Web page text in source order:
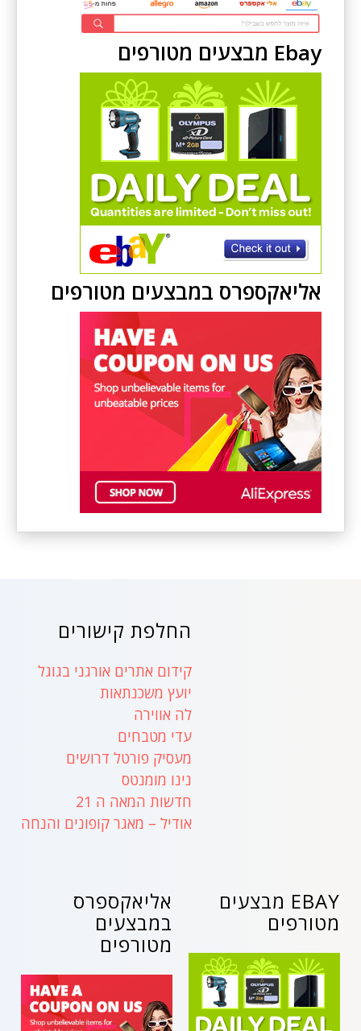
Ebay מבצעים מטורפים
אליאקספרס במבצעים מטורפים
החלפת קישורים
קידום אתרים אורגני בגוגל
יועץ משכנתאות
לה אווירה
עדי מטבחים
מעסיק פורטל דרושים
נינו מומנטס
חדשות המאה ה 21
אודיל – מאגר קופונים והנחה
אליאקספרס
במבצעים
מטורפים
EBAY מבצעים
מטורפים